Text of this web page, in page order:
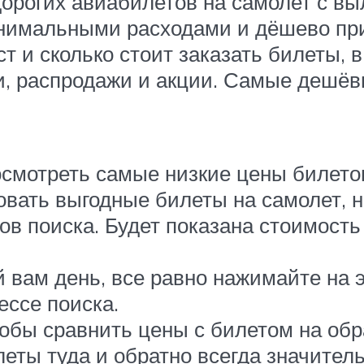
расходами и дёшево
и сколько стоит заказать
распродажи и акции. Самые
самые низкие цены
выгодные билеты на
поиска. Будет показана
день, все равно нажимайте на
поиска.
сравнить цены с билетом на
туда и обратно всегда